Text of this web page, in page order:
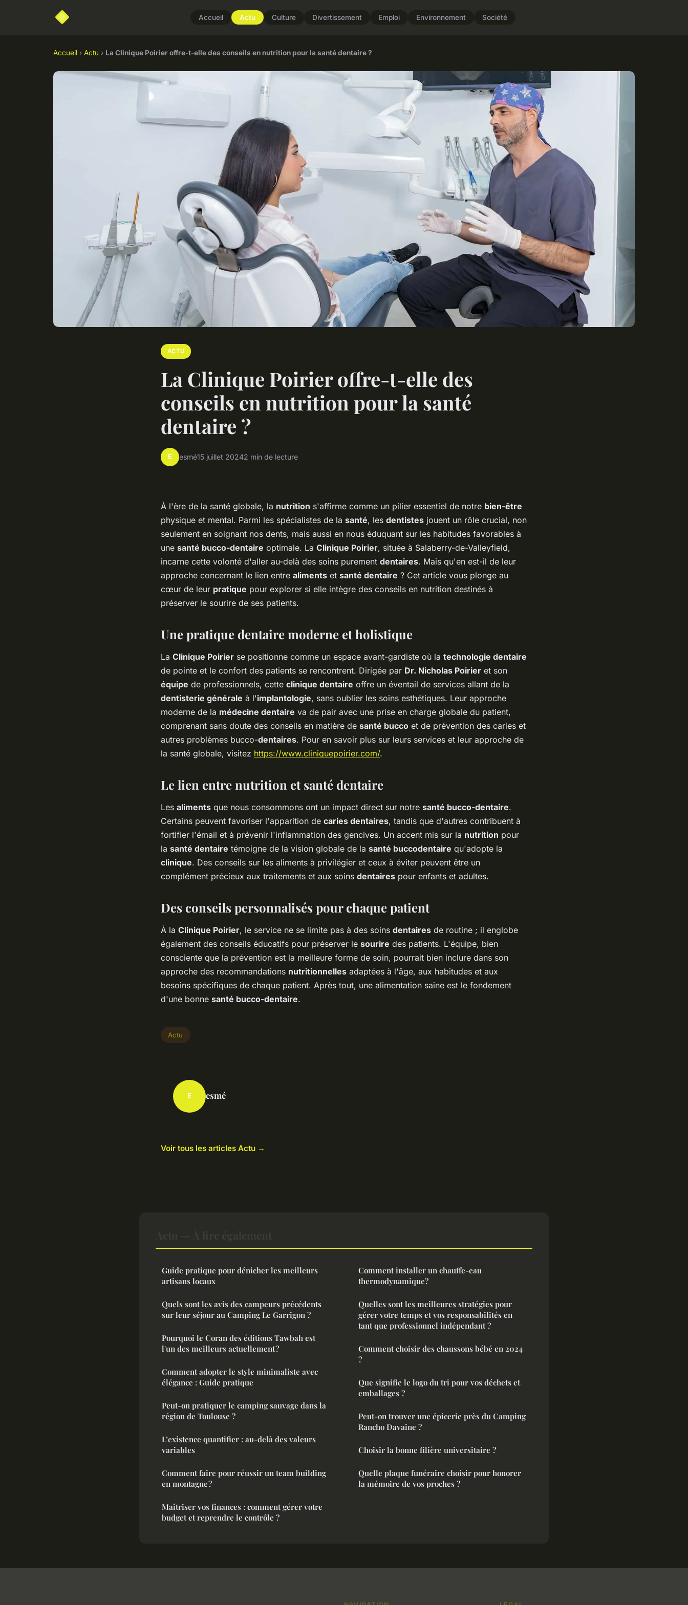
Accueil Actu Culture Divertissement Emploi Environnement Société
Accueil › Actu › La Clinique Poirier offre-t-elle des conseils en nutrition pour la santé dentaire ?
ACTU
La Clinique Poirier offre-t-elle des
conseils en nutrition pour la santé
dentaire ?
E esmé15 juillet 20242 min de lecture
À l'ère de la santé globale, la nutrition s'affirme comme un pilier essentiel de notre bien-être
physique et mental. Parmi les spécialistes de la santé, les dentistes jouent un rôle crucial, non
seulement en soignant nos dents, mais aussi en nous éduquant sur les habitudes favorables à
une santé bucco-dentaire optimale. La Clinique Poirier, située à Salaberry-de-Valleyfield,
incarne cette volonté d'aller au-delà des soins purement dentaires. Mais qu'en est-il de leur
approche concernant le lien entre aliments et santé dentaire ? Cet article vous plonge au
cœur de leur pratique pour explorer si elle intègre des conseils en nutrition destinés à
préserver le sourire de ses patients.
Une pratique dentaire moderne et holistique
La Clinique Poirier se positionne comme un espace avant-gardiste où la technologie dentaire
de pointe et le confort des patients se rencontrent. Dirigée par Dr. Nicholas Poirier et son
équipe de professionnels, cette clinique dentaire offre un éventail de services allant de la
dentisterie générale à l'implantologie, sans oublier les soins esthétiques. Leur approche
moderne de la médecine dentaire va de pair avec une prise en charge globale du patient,
comprenant sans doute des conseils en matière de santé bucco et de prévention des caries et
autres problèmes bucco-dentaires. Pour en savoir plus sur leurs services et leur approche de
la santé globale, visitez https://www.cliniquepoirier.com/.
Le lien entre nutrition et santé dentaire
Les aliments que nous consommons ont un impact direct sur notre santé bucco-dentaire.
Certains peuvent favoriser l'apparition de caries dentaires, tandis que d'autres contribuent à
fortifier l'émail et à prévenir l'inflammation des gencives. Un accent mis sur la nutrition pour
la santé dentaire témoigne de la vision globale de la santé buccodentaire qu'adopte la
clinique. Des conseils sur les aliments à privilégier et ceux à éviter peuvent être un
complément précieux aux traitements et aux soins dentaires pour enfants et adultes.
Des conseils personnalisés pour chaque patient
À la Clinique Poirier, le service ne se limite pas à des soins dentaires de routine ; il englobe
également des conseils éducatifs pour préserver le sourire des patients. L'équipe, bien
consciente que la prévention est la meilleure forme de soin, pourrait bien inclure dans son
approche des recommandations nutritionnelles adaptées à l'âge, aux habitudes et aux
besoins spécifiques de chaque patient. Après tout, une alimentation saine est le fondement
d'une bonne santé bucco-dentaire.
Actu
E esmé
Voir tous les articles Actu →
Guide pratique pour dénicher les meilleurs
artisans locaux
Quels sont les avis des campeurs précédents
sur leur séjour au Camping Le Garrigon ?
Pourquoi le Coran des éditions Tawbah est
l'un des meilleurs actuellement ?
Comment adopter le style minimaliste avec
élégance : Guide pratique
Peut-on pratiquer le camping sauvage dans la
région de Toulouse ?
L’existence quantifier : au-delà des valeurs
variables
Comment faire pour réussir un team building
en montagne ?
Maîtriser vos finances : comment gérer votre
budget et reprendre le contrôle ?
Comment installer un chauffe-eau
thermodynamique?
Quelles sont les meilleures stratégies pour
gérer votre temps et vos responsabilités en
tant que professionnel indépendant ?
Comment choisir des chaussons bébé en 2024
?
Que signifie le logo du tri pour vos déchets et
emballages ?
Peut-on trouver une épicerie près du Camping
Rancho Davaine ?
Choisir la bonne filière universitaire ?
Quelle plaque funéraire choisir pour honorer
la mémoire de vos proches ?